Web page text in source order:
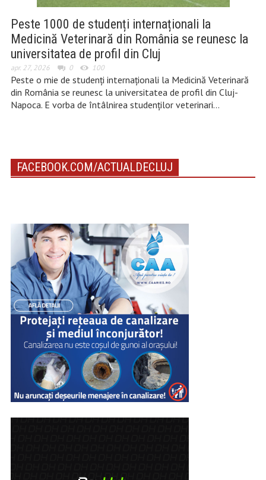
Peste 1000 de studenți internaționali la
Medicină Veterinară din România se reunesc la
universitatea de profil din Cluj
apr. 27, 2026 0 100
Peste o mie de studenți internaționali la Medicină Veterinară
din România se reunesc la universitatea de profil din Cluj-
Napoca. E vorba de întâlnirea studenților veterinari…
FACEBOOK.COM/ACTUALDECLUJ